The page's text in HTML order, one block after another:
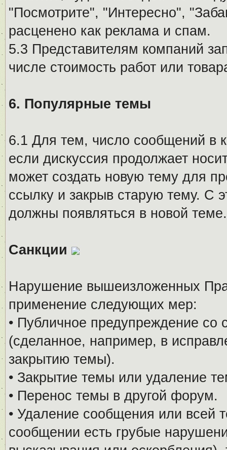
"Посмотрите", "Интересно",
расценено как реклама и спам.
5.3 Представителям компаний
числе стоимость работ или
6. Популярные темы
6.1 Для тем, число сообщений в
если дискуссия продолжает
может создать новую тему для
ссылку и закрыв старую тему. С
должны появляться в новой теме.
Санкции
Нарушение вышеизложенных
применение следующих мер:
• Публичное предупреждение
(сделанное, например, в
закрытию темы).
• Закрытие темы или удаление
• Перенос темы в другой форум.
• Удаление сообщения или всей
сообщении есть грубые